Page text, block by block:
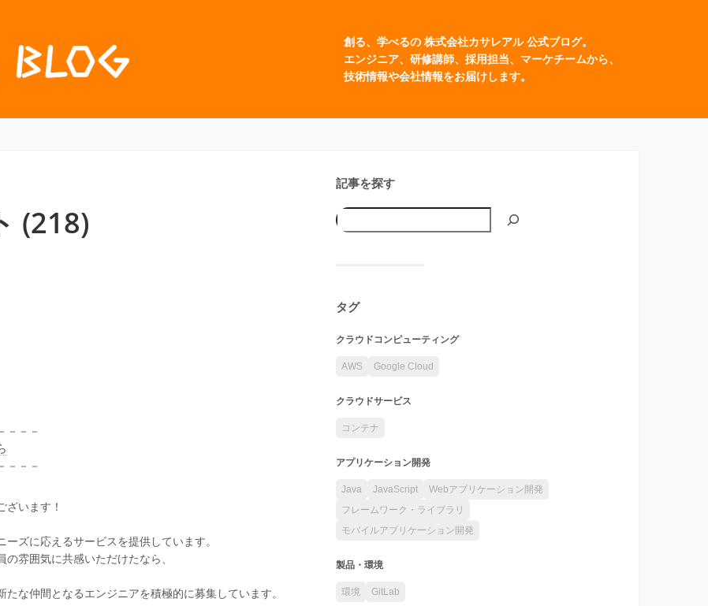
創る、学べるの 株式会社カサレアル 公式ブログ。
エンジニア、研修講師、採用担当、マーケチームから、
技術情報や会社情報をお届けします。
(218)
－－－
－－－
ざいます！
ズに応えるサービスを提供しています。
雰囲気に共感いただけたなら、
な仲間となるエンジニアを積極的に募集しています。
記事を探す
タグ
クラウドコンピューティング
AWS Google Cloud
クラウドサービス
コンテナ
アプリケーション開発
Java JavaScript
Webアプリケーション開発
フレームワーク・ライブラリ
モバイルアプリケーション開発
製品・環境
環境 GitLab